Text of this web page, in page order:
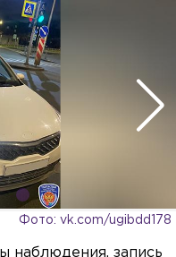
Фото: vk.com/ugibdd178
наблюдения, запись